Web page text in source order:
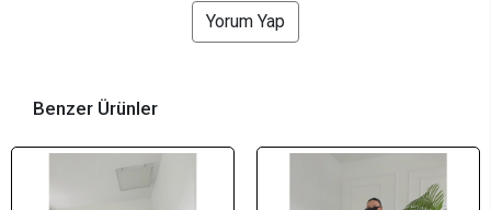
Yorum Yap
Benzer Ürünler